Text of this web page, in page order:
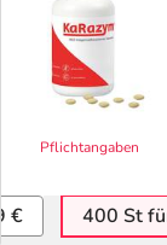
Pflichtangaben
€ 400 St